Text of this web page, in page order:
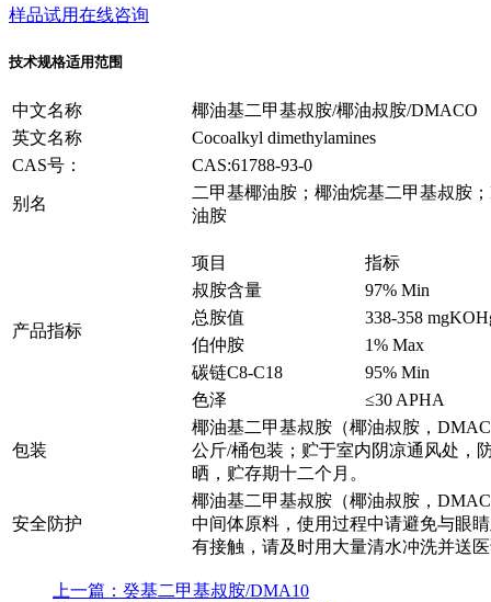
样品试用在线咨询
技术规格适用范围
中文名称
椰油基二甲基叔胺/椰油叔胺/DMACO
英文名称
Cocoalkyl dimethylamines
CAS号：
CAS:61788-93-0
别名
二甲基椰油胺；椰油烷基二甲基叔胺
油胺
产品指标
项目
指标
叔胺含量
97% Min
总胺值
338-358
伯仲胺
1% Max
碳链C8-C18
95% Min
色泽
≤30 APHA
包装
椰油基二甲基叔胺（椰油叔胺，
公斤/桶包装；贮于室内阴凉通风处，
晒，贮存期十二个月。
安全防护
椰油基二甲基叔胺（椰油叔胺，
中间体原料，使用过程中请避免与眼
有接触，请及时用大量清水冲洗并送
上一篇： 癸基二甲基叔胺/DMA10